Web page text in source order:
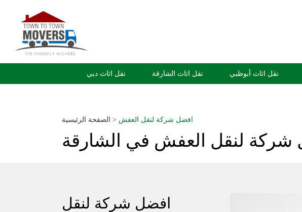
نقل اثاث دبي نقل اثاث الشارقة نقل اثاث أبوظبي
الصفحة الرئيسية > افضل شركة لنقل العفش
شركة لنقل العفش في الشارقة
افضل شركة لنقل